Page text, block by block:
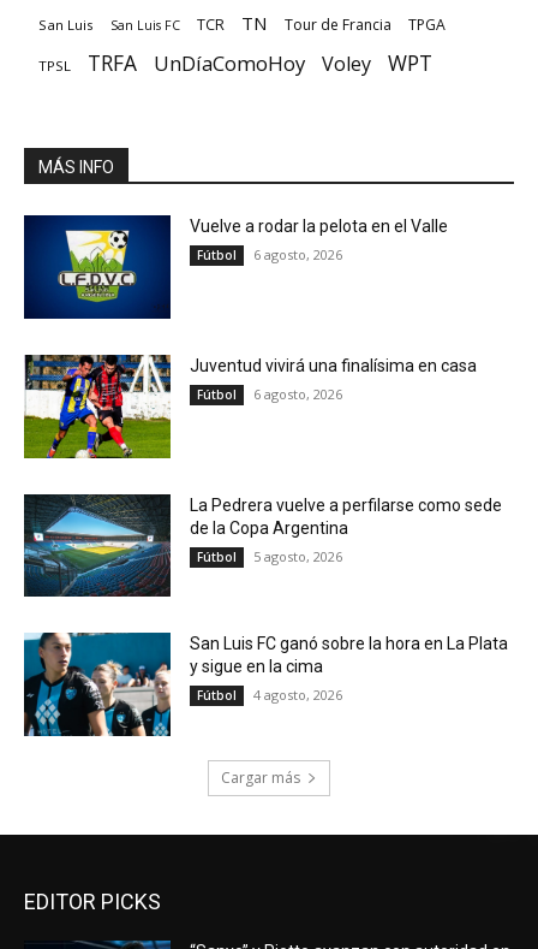
San Luis San Luis FC TCR TN Tour de Francia TPGA
TPSL TRFA UnDíaComoHoy Voley WPT
MÁS INFO
Vuelve a rodar la pelota en el Valle
Fútbol 6 agosto, 2026
Juventud vivirá una finalísima en casa
Fútbol 6 agosto, 2026
La Pedrera vuelve a perfilarse como sede
de la Copa Argentina
Fútbol 5 agosto, 2026
San Luis FC ganó sobre la hora en La Plata
y sigue en la cima
Fútbol 4 agosto, 2026
Cargar más
EDITOR PICKS